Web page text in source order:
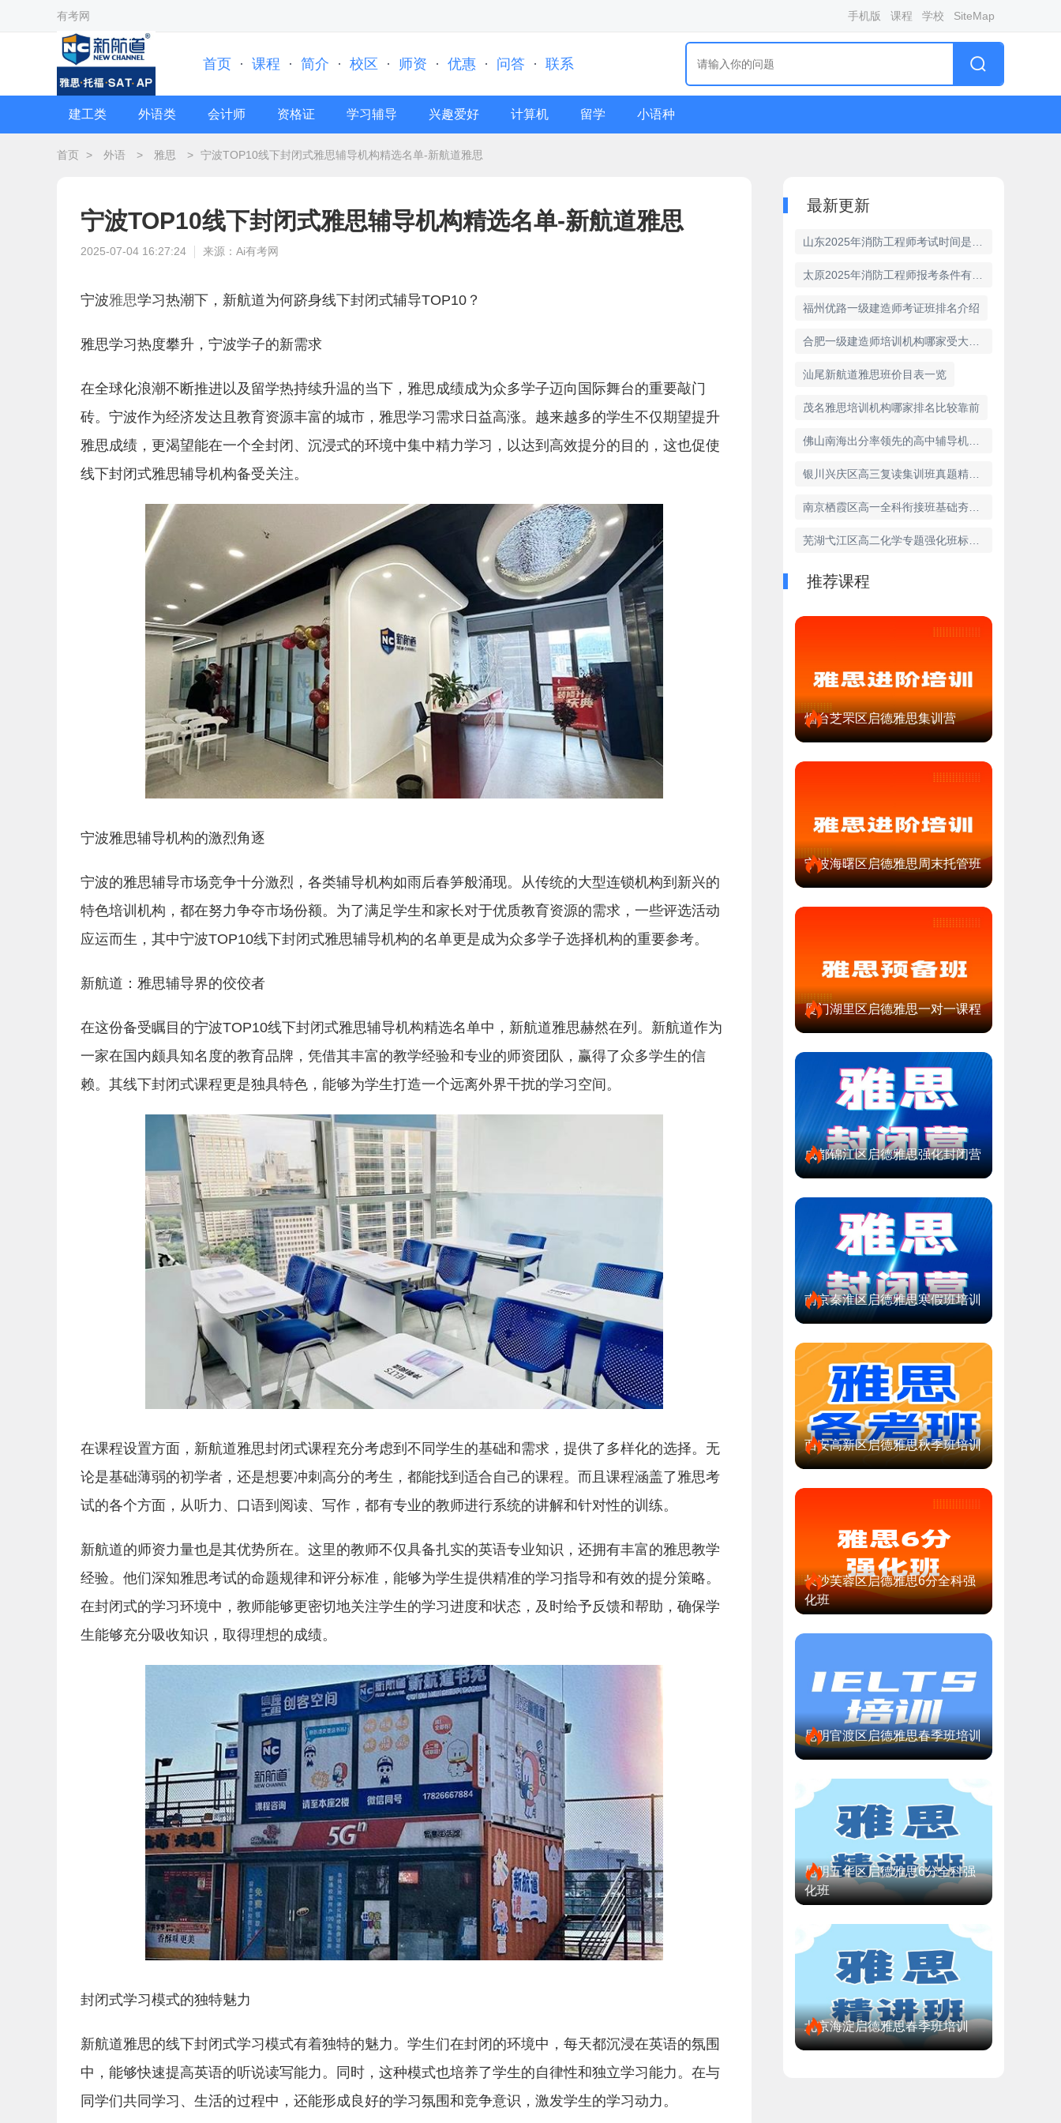
有考网 手机版 课程 学校 SiteMap
首页 · 课程 · 简介 · 校区 · 师资 · 优惠 · 问答 · 联系
建工类 外语类 会计师 资格证 学习辅导 兴趣爱好 计算机 留学 小语种
首页 > 外语 > 雅思 > 宁波TOP10线下封闭式雅思辅导机构精选名单-新航道雅思
宁波TOP10线下封闭式雅思辅导机构精选名单-新航道雅思
2025-07-04 16:27:24 来源：Ai有考网
宁波雅思学习热潮下，新航道为何跻身线下封闭式辅导TOP10？
雅思学习热度攀升，宁波学子的新需求
在全球化浪潮不断推进以及留学热持续升温的当下，雅思成绩成为众多学子迈向国际舞台的重要敲门
砖。宁波作为经济发达且教育资源丰富的城市，雅思学习需求日益高涨。越来越多的学生不仅期望提升
雅思成绩，更渴望能在一个全封闭、沉浸式的环境中集中精力学习，以达到高效提分的目的，这也促使
线下封闭式雅思辅导机构备受关注。
宁波雅思辅导机构的激烈角逐
宁波的雅思辅导市场竞争十分激烈，各类辅导机构如雨后春笋般涌现。从传统的大型连锁机构到新兴的
特色培训机构，都在努力争夺市场份额。为了满足学生和家长对于优质教育资源的需求，一些评选活动
应运而生，其中宁波TOP10线下封闭式雅思辅导机构的名单更是成为众多学子选择机构的重要参考。
新航道：雅思辅导界的佼佼者
在这份备受瞩目的宁波TOP10线下封闭式雅思辅导机构精选名单中，新航道雅思赫然在列。新航道作为
一家在国内颇具知名度的教育品牌，凭借其丰富的教学经验和专业的师资团队，赢得了众多学生的信
赖。其线下封闭式课程更是独具特色，能够为学生打造一个远离外界干扰的学习空间。
在课程设置方面，新航道雅思封闭式课程充分考虑到不同学生的基础和需求，提供了多样化的选择。无
论是基础薄弱的初学者，还是想要冲刺高分的考生，都能找到适合自己的课程。而且课程涵盖了雅思考
试的各个方面，从听力、口语到阅读、写作，都有专业的教师进行系统的讲解和针对性的训练。
新航道的师资力量也是其优势所在。这里的教师不仅具备扎实的英语专业知识，还拥有丰富的雅思教学
经验。他们深知雅思考试的命题规律和评分标准，能够为学生提供精准的学习指导和有效的提分策略。
在封闭式的学习环境中，教师能够更密切地关注学生的学习进度和状态，及时给予反馈和帮助，确保学
生能够充分吸收知识，取得理想的成绩。
封闭式学习模式的独特魅力
新航道雅思的线下封闭式学习模式有着独特的魅力。学生们在封闭的环境中，每天都沉浸在英语的氛围
中，能够快速提高英语的听说读写能力。同时，这种模式也培养了学生的自律性和独立学习能力。在与
同学们共同学习、生活的过程中，还能形成良好的学习氛围和竞争意识，激发学生的学习动力。
最新更新
福州优路一级建造师考证班排名介绍
汕尾新航道雅思班价目表一览
茂名雅思培训机构哪家排名比较靠前
推荐课程
烟台芝罘区启德雅思集训营
宁波海曙区启德雅思周末托管班
厦门湖里区启德雅思一对一课程
成都锦江区启德雅思强化封闭营
南京秦淮区启德雅思寒假班培训
西安高新区启德雅思秋季班培训
长沙芙蓉区启德雅思6分全科强
化班
昆明官渡区启德雅思春季班培训
昆明五华区启德雅思6分全科强
化班
北京海淀启德雅思春季班培训